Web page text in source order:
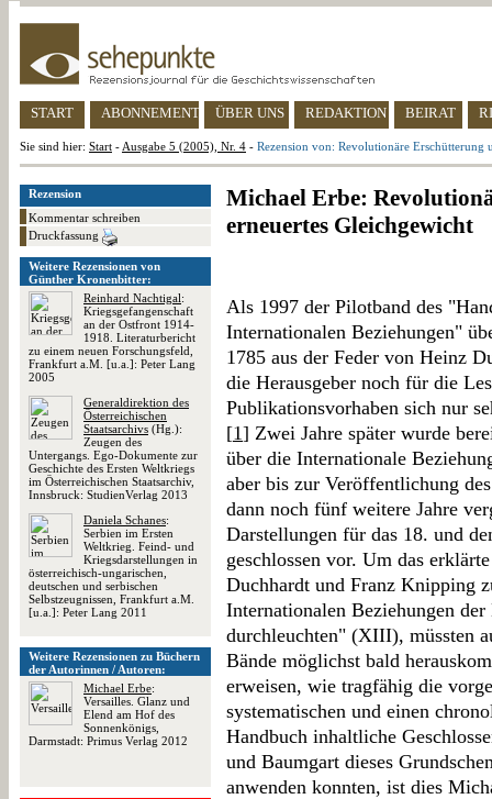
START ABONNEMENT ÜBER UNS REDAKTION BEIRAT
Sie sind hier: Start - Ausgabe 5 (2005), Nr. 4 - Rezension von: Revolutionäre Erschütterung
Rezension
Kommentar schreiben
Druckfassung
Weitere Rezensionen von
Günther Kronenbitter:
Reinhard Nachtigal:
Kriegsgefangenschaft
an der Ostfront 1914-
1918. Literaturbericht
zu einem neuen Forschungsfeld,
Frankfurt a.M. [u.a.]: Peter Lang
2005
Generaldirektion des
Österreichischen
Staatsarchivs (Hg.):
Zeugen des
Untergangs. Ego-Dokumente zur
Geschichte des Ersten Weltkriegs
im Österreichischen Staatsarchiv,
Innsbruck: StudienVerlag 2013
Daniela Schanes:
Serbien im Ersten
Weltkrieg. Feind- und
Kriegsdarstellungen in
österreichisch-ungarischen,
deutschen und serbischen
Selbstzeugnissen, Frankfurt a.M.
[u.a.]: Peter Lang 2011
Weitere Rezensionen zu Büchern
der Autorinnen / Autoren:
Michael Erbe:
Versailles. Glanz und
Elend am Hof des
Sonnenkönigs,
Darmstadt: Primus Verlag 2012
Michael Erbe:
erneuertes Gleichgewicht
Als 1997 der Pilotband des
Internationalen Beziehungen"
1785 aus der Feder von Heinz
die Herausgeber noch für die
Publikationsvorhaben sich nur
[1] Zwei Jahre später wurde
über die Internationale
aber bis zur Veröffentlichung
dann noch fünf weitere Jahre
Darstellungen für das 18. und
geschlossen vor. Um das
Duchhardt und Franz Knipping
Internationalen Beziehungen
durchleuchten" (XIII), müssten
Bände möglichst bald
erweisen, wie tragfähig die
systematischen und einen
Handbuch inhaltliche
und Baumgart dieses
anwenden konnten, ist dies